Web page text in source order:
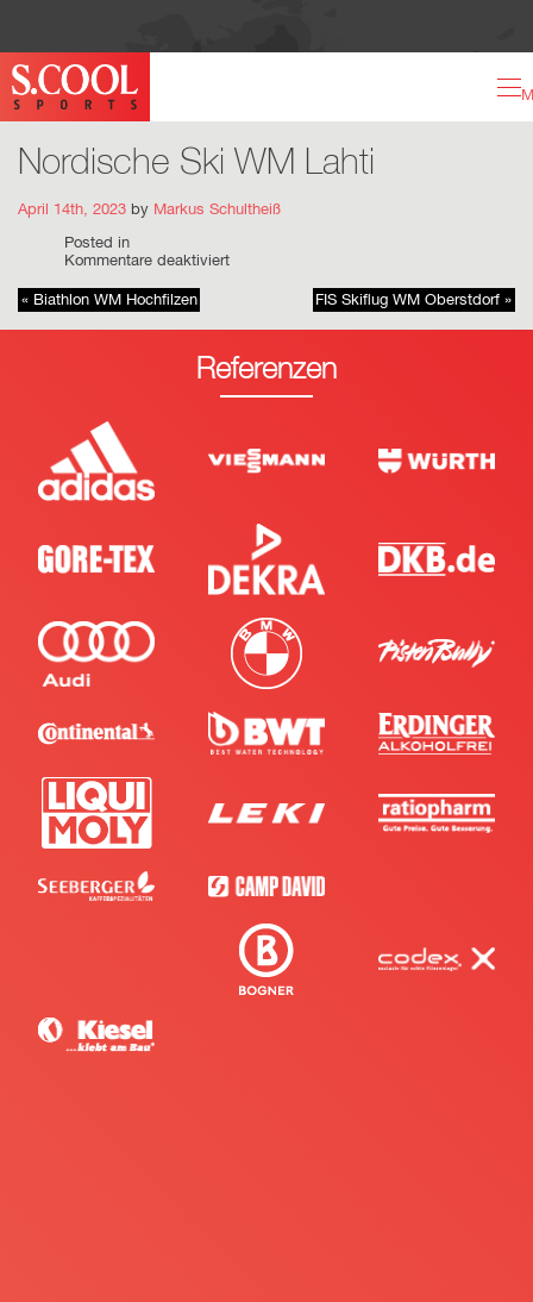
Nordische Ski WM Lahti
April 14th, 2023 by Markus Schultheiß
Posted in
Kommentare deaktiviertfür
Lahti
FIS Skiflug WM Oberstdorf »
« Biathlon WM Hochfilzen
Referenzen